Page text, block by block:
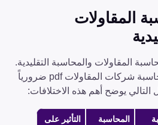
المقاولات
المقاولات والمحاسبة التقليدية.
هذه الفروق تجعل قيود محاسبة شركات المقاولات pdf ضرورياً
يوضح أهم هذه الاختلافات:
المحاسبة
التأثير على